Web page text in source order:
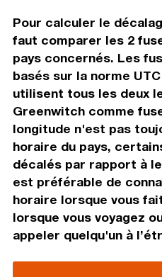
Pour calculer le
faut comparer les 2
pays concernés. Les
basés sur la norme
utilisent tous les deux
Greenwitch comme
longitude n'est pas
horaire du pays,
décalés par rapport à
est préférable de
horaire lorsque vous
lorsque vous voyagez
appeler quelqu'un à